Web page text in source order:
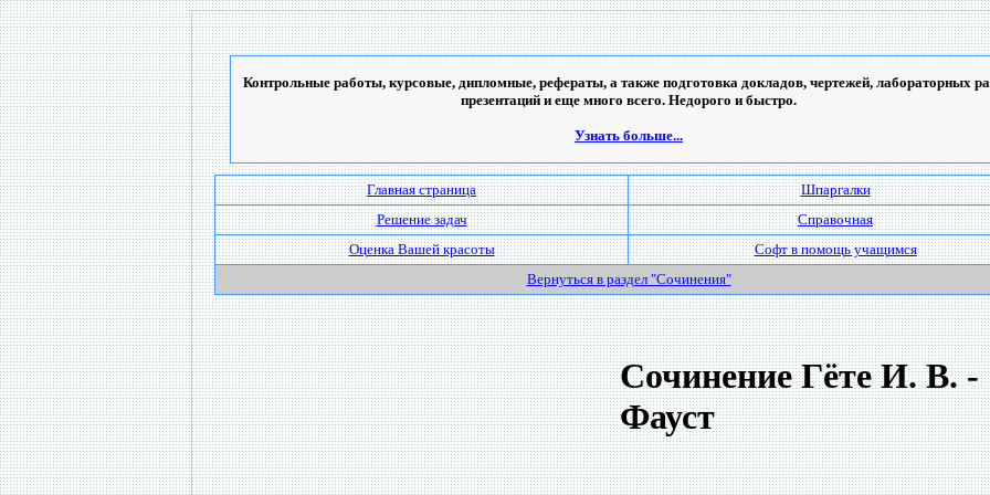
Контрольные работы, курсовые, дипломные, рефераты, а также подготовка докладов, чертежей, лабораторных
презентаций и еще много всего. Недорого и быстро.
Узнать больше...
Главная страница
Шпаргалки
Решение задач
Справочная
Оценка Вашей красоты
Софт в помощь учащимся
Вернуться в раздел "Сочинения"
Сочинение Гёте И. В. -
Фауст